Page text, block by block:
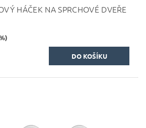
HÁČEK NA SPRCHOVÉ DVEŘE